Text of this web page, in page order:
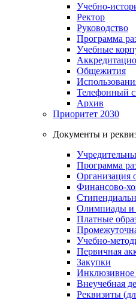
Учебно-
Ректор
Руководство
Программа
Учебные
Общежития
Телефонный
Архив
Приоритет 2030
Документы и
Программа
Организация
Финансово-
Олимпиады и
Платные
Учебно-
Первичная
Закупки
Инклюзивное
Внеучебная
Реквизиты